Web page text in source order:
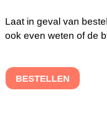
Laat in geval van
ook even weten of de
BESTELLEN